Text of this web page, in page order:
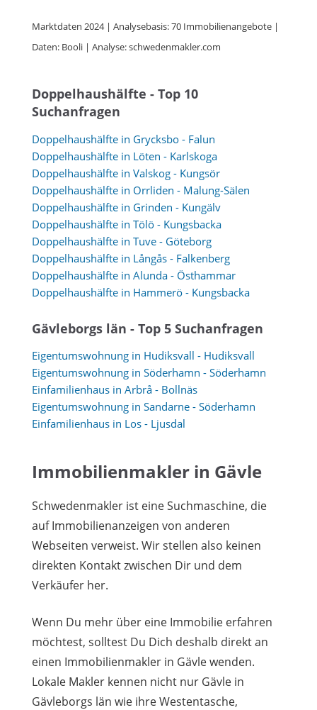
Marktdaten 2024 | Analysebasis: 70 Immobilienangebote |
Daten: Booli | Analyse: schwedenmakler.com
Doppelhaushälfte - Top 10
Suchanfragen
Doppelhaushälfte in Grycksbo - Falun
Doppelhaushälfte in Löten - Karlskoga
Doppelhaushälfte in Valskog - Kungsör
Doppelhaushälfte in Orrliden - Malung-Sälen
Doppelhaushälfte in Grinden - Kungälv
Doppelhaushälfte in Tölö - Kungsbacka
Doppelhaushälfte in Tuve - Göteborg
Doppelhaushälfte in Långås - Falkenberg
Doppelhaushälfte in Alunda - Östhammar
Doppelhaushälfte in Hammerö - Kungsbacka
Gävleborgs län - Top 5 Suchanfragen
Eigentumswohnung in Hudiksvall - Hudiksvall
Eigentumswohnung in Söderhamn - Söderhamn
Einfamilienhaus in Arbrå - Bollnäs
Eigentumswohnung in Sandarne - Söderhamn
Einfamilienhaus in Los - Ljusdal
Immobilienmakler in Gävle
Schwedenmakler ist eine Suchmaschine, die
auf Immobilienanzeigen von anderen
Webseiten verweist. Wir stellen also keinen
direkten Kontakt zwischen Dir und dem
Verkäufer her.
Wenn Du mehr über eine Immobilie erfahren
möchtest, solltest Du Dich deshalb direkt an
einen Immobilienmakler in Gävle wenden.
Lokale Makler kennen nicht nur Gävle in
Gävleborgs län wie ihre Westentasche,